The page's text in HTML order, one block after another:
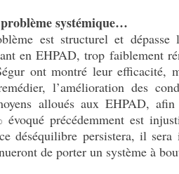
systémique…
est structurel et dépasse
en EHPAD, trop faiblement
ont montré leur efficacité,
l’amélioration des
alloués aux EHPAD,
précédemment est
déséquilibre persistera, il
de porter un système à